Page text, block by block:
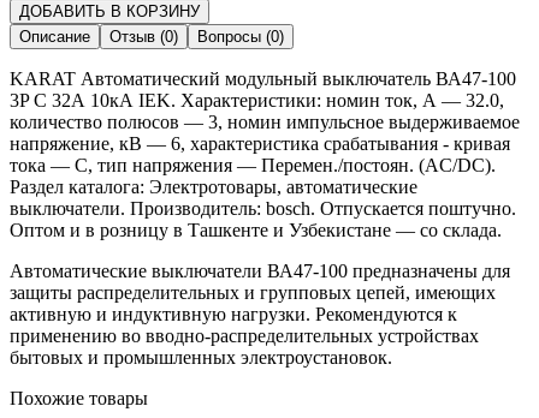
ДОБАВИТЬ В КОРЗИНУ
Описание
Отзыв (0) Вопросы (0)
KARAT Автоматический модульный выключатель ВА47-100
3P C 32А 10кА IEK. Характеристики: номин ток, А — 32.0,
количество полюсов — 3, номин импульсное выдерживаемое
напряжение, кВ — 6, характеристика срабатывания - кривая
тока — C, тип напряжения — Перемен./постоян. (AC/DC).
Раздел каталога: Электротовары, автоматические
выключатели. Производитель: bosch. Отпускается поштучно.
Оптом и в розницу в Ташкенте и Узбекистане — со склада.
Автоматические выключатели ВА47-100 предназначены для
защиты распределительных и групповых цепей, имеющих
активную и индуктивную нагрузки. Рекомендуются к
применению во вводно-распределительных устройствах
бытовых и промышленных электроустановок.
Похожие товары